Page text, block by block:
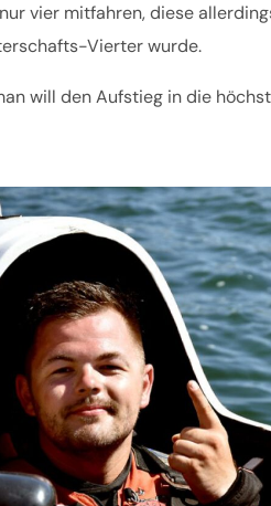
vier mitfahren, diese
Vierter wurde.
will den Aufstieg in die